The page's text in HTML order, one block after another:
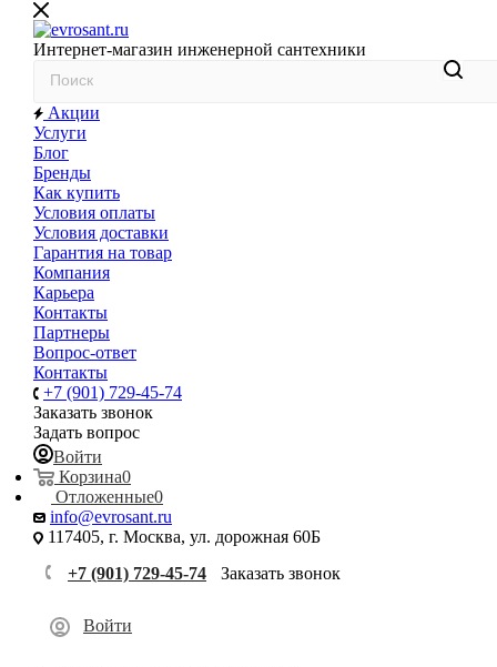
Интернет-магазин инженерной сантехники
Акции
Услуги
Блог
Бренды
Как купить
Условия оплаты
Условия доставки
Гарантия на товар
Компания
Карьера
Контакты
Партнеры
Вопрос-ответ
Контакты
+7 (901) 729-45-74
Заказать звонок
Задать вопрос
Войти
Корзина0
Отложенные0
info@evrosant.ru
117405, г. Москва, ул. дорожная 60Б
+7 (901) 729-45-74
Заказать звонок
Войти